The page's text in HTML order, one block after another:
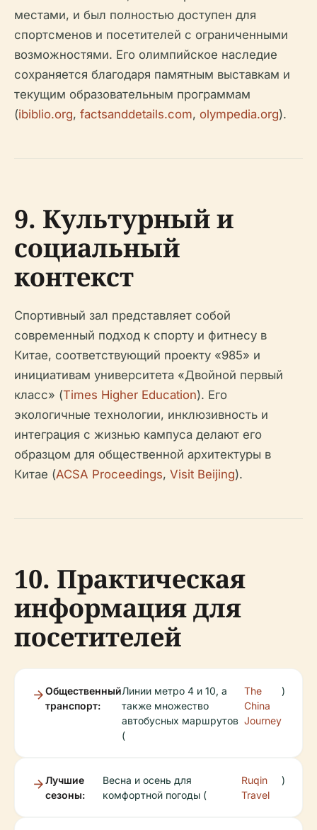
местами, и был полностью доступен для
спортсменов и посетителей с ограниченными
возможностями. Его олимпийское наследие
сохраняется благодаря памятным выставкам и
текущим образовательным программам
(ibiblio.org, factsanddetails.com, olympedia.org).
9. Культурный и
социальный
контекст
Спортивный зал представляет собой
современный подход к спорту и фитнесу в
Китае, соответствующий проекту «985» и
инициативам университета «Двойной первый
класс» (Times Higher Education). Его
экологичные технологии, инклюзивность и
интеграция с жизнью кампуса делают его
образцом для общественной архитектуры в
Китае (ACSA Proceedings, Visit Beijing).
10. Практическая
информация для
посетителей
Общественный
транспорт:
Линии метро 4 и 10, а
также множество
автобусных маршрутов
(
The
China
Journey
)
Лучшие
сезоны:
Весна и осень для
комфортной погоды (
Ruqin
Travel
)